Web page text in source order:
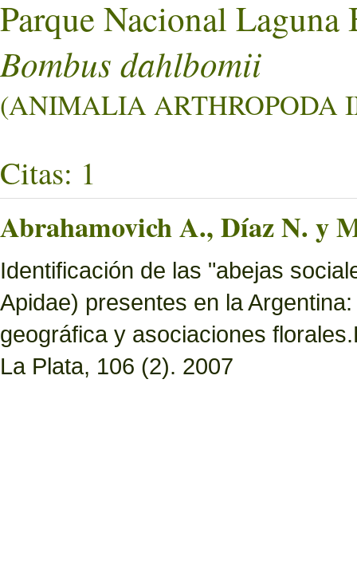
Parque Nacional Laguna
Bombus dahlbomii
(ANIMALIA ARTHROPODA
Citas: 1
Abrahamovich A., Díaz N. y
Identificación de las "abejas
Apidae) presentes en la
geográfica y asociaciones
La Plata, 106 (2). 2007